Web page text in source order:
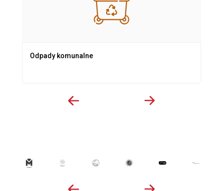
Odpady komunalne